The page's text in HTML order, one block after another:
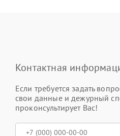
Контактная
Если требуется задать
свои данные и дежурный
проконсультирует Вас!